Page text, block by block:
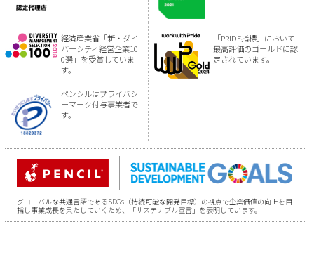
経済産業省「新・ダイ
バーシティ経営企業10
0選」を受賞していま
す。
「PRIDE指標」において
最高評価のゴールドに認
定されています。
ペンシルはプライバシ
ーマーク付与事業者で
す。
グローバルな共通言語であるSDGs（持続可能な開発目標）の視点で企業価値の向上を目
指し事業成長を果たしていくため、「サステナブル宣言」を表明しています。